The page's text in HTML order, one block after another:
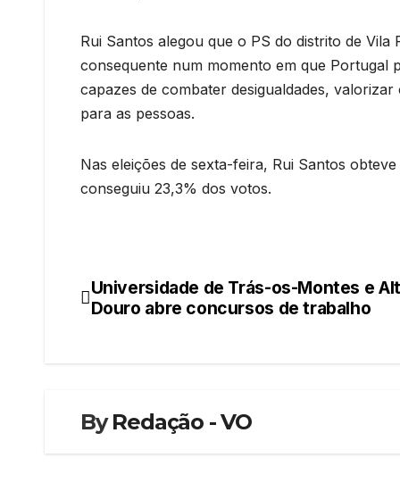
Rui Santos alegou que o PS do distrito de
consequente num momento em que Portugal
capazes de combater desigualdades,
para as pessoas.
Nas eleições de sexta-feira, Rui Santos
conseguiu 23,3% dos votos.
Navegação
Universidade de Trás-os-Montes e
Douro abre concursos de trabalho
ByRedação - VO